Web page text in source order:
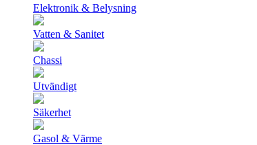
Elektronik & Belysning
Vatten & Sanitet
Chassi
Utvändigt
Säkerhet
Gasol & Värme